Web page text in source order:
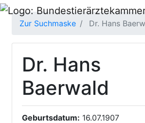
Zur Suchmaske Dr. Hans
Dr. Hans
Baerwald
Geburtsdatum: 16.07.1907